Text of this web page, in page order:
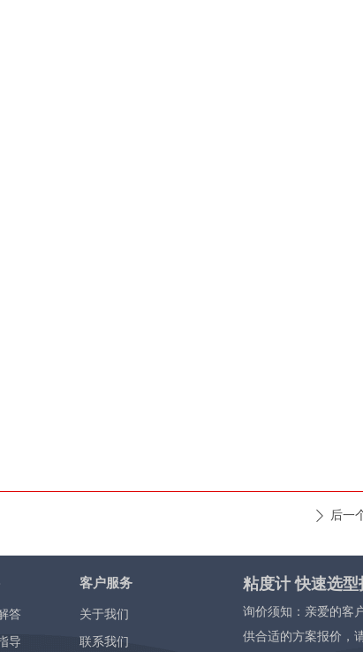
ꄲ 后一
粘度计 快速选型
询价须知：亲爱的客
供合适的方案报价，
关于我们
联系我们
答
导
客户服务